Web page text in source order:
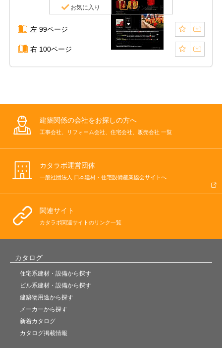
お気に入り ダウンロード
左 99ページ
右 100ページ
建築関係の会社をお探しの方へ
工事会社、リフォーム会社、住宅会社、販売会社 一覧
カタラボ運営団体
一般社団法人 日本建材・住宅設備産業協会サイトへ
関連サイト
カタラボ関連サイトのリンク一覧
カタログ
住宅系建材・設備から探す
ビル系建材・設備から探す
建築物用途から探す
メーカーから探す
新着カタログ
カタログ掲載情報